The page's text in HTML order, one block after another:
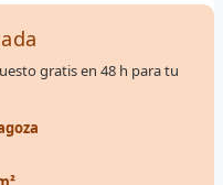
gratis en 48 h para tu